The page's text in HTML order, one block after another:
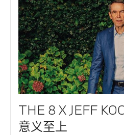
THE 8 X JEFF
意义至上